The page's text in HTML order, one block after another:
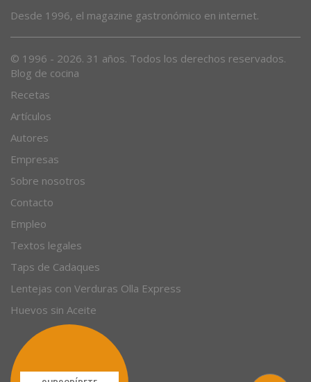
Desde 1996, el magazine gastronómico en internet.
© 1996 - 2026. 31 años. Todos los derechos reservados.
Blog de cocina
Recetas
Artículos
Autores
Empresas
Sobre nosotros
Contacto
Empleo
Textos legales
Taps de Cadaques
Lentejas con Verduras Olla Express
Huevos sin Aceite